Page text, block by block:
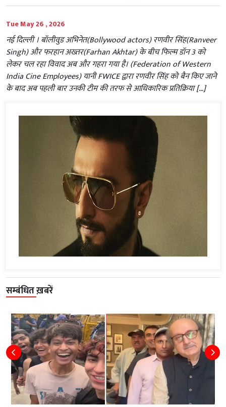
Tue May 26 , 2026
नई दिल्ली । बॉलीवुड अभिनेत(Bollywood actors) रणवीर सिंह(Ranveer
Singh) और फरहान अख्तर(Farhan Akhtar) के बीच फिल्म डॉन 3 को
लेकर चल रहा विवाद अब और गहरा गया है। (Federation of Western
India Cine Employees) यानी FWICE द्वारा रणवीर सिंह को बैन किए जाने
के बाद अब पहली बार उनकी टीम की तरफ से आधिकारिक प्रतिक्रिया […]
सम्बंधित ख़बरें